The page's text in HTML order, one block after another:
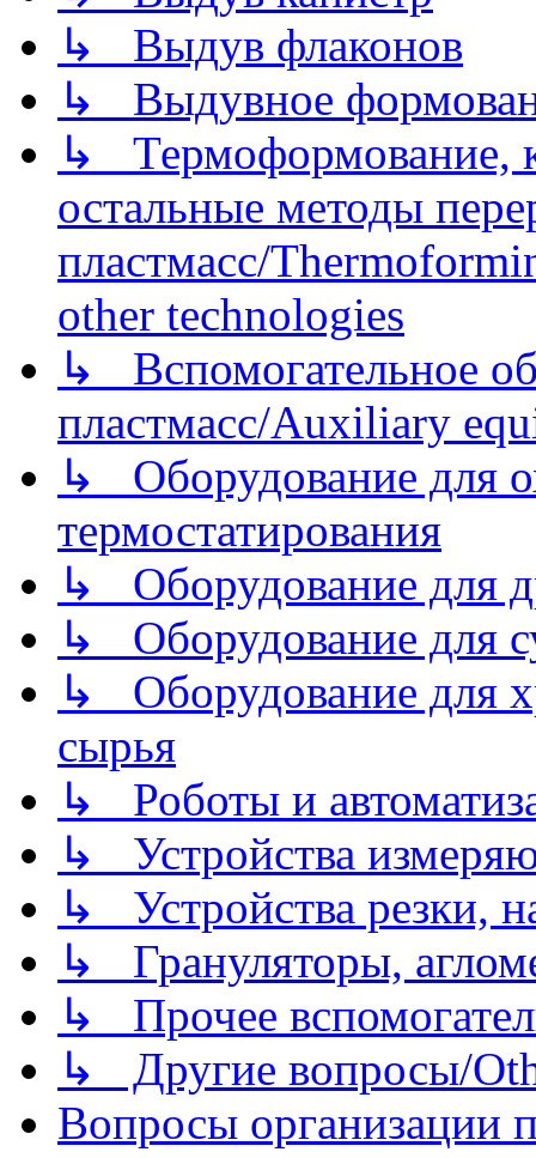
↳ Выдув флаконов
↳ Выдувное
↳ Термоформование,
остальные методы
пластмасс/
other technologies
↳ Вспомогательное
пластмасс/Auxiliary
↳ Оборудование для
термостатирования
↳ Оборудование для
↳ Оборудование для
↳ Оборудование для
сырья
↳ Роботы и
↳ Устройства
↳ Устройства резки,
↳ Грануляторы,
↳ Прочее
↳ Другие вопросы/
Вопросы организации